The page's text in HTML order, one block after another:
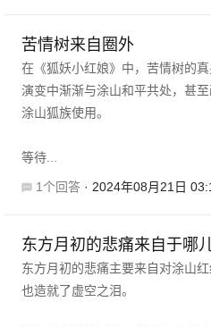
苦情树来自圈外
在《狐妖小红娘》中，苦情树的
演变中渐渐与涂山和平共处，甚
涂山狐族使用。
等待...
1个回答 · 2024年08月21日
东方月初的悲痛来自于哪
东方月初的悲痛主要来自对涂山
也造就了虚空之泪。